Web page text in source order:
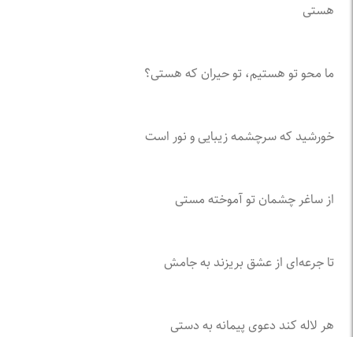
هستی
ما محو تو هستیم، تو حیران که هستی؟
خورشید که سرچشمه زیبایی و نور است
از ساغر چشمان تو آموخته مستی
تا جرعه‌ای از عشق بریزند به جامش
هر لاله کند دعوی پیمانه به دستی